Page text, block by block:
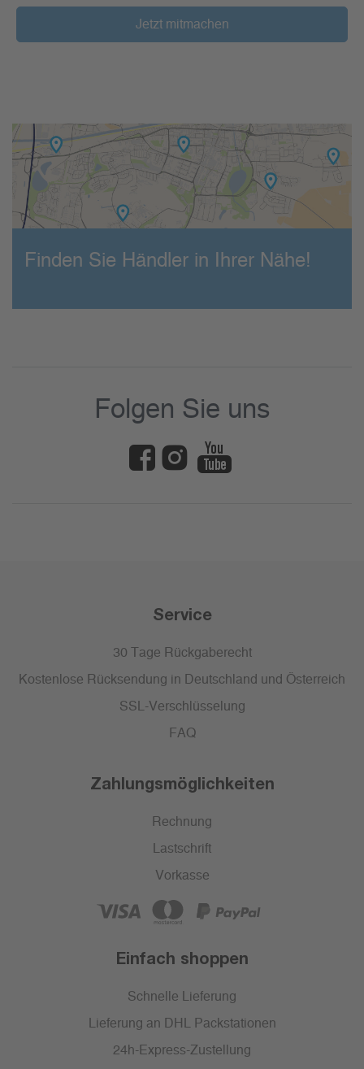
Jetzt mitmachen
Finden Sie Händler in Ihrer Nähe!
Folgen Sie uns
Service
30 Tage Rückgaberecht
Kostenlose Rücksendung in Deutschland und Österreich
SSL-Verschlüsselung
FAQ
Zahlungsmöglichkeiten
Rechnung
Lastschrift
Vorkasse
Einfach shoppen
Schnelle Lieferung
Lieferung an DHL Packstationen
24h-Express-Zustellung